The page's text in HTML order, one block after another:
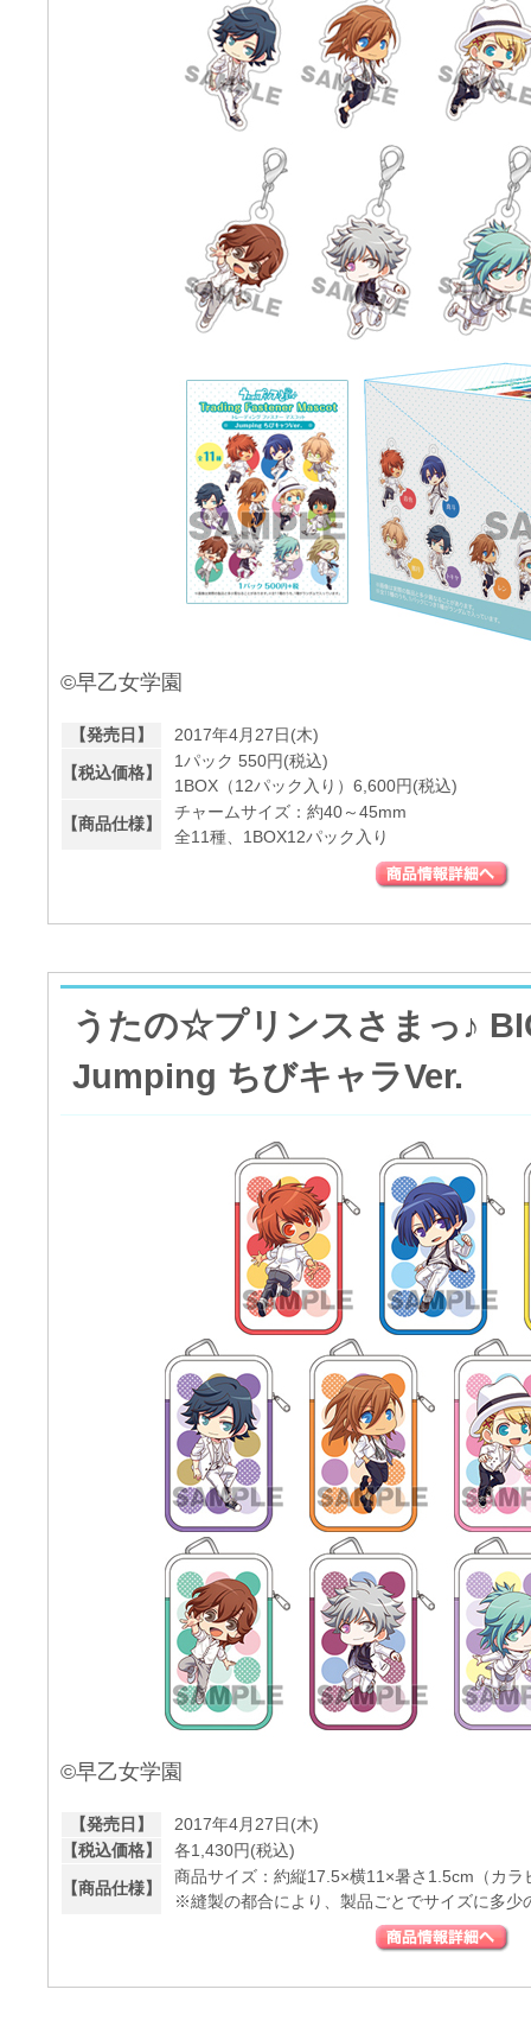
©早乙女学園
【発売日】
2017年4月27日(木)
【税込価格】
1パック 550円(税込)
1BOX（12パック入り）6,600円(税込)
【商品仕様】
チャームサイズ：約40～45mm
全11種、1BOX12パック入り
うたの☆プリンスさまっ♪
Jumping ちびキャラVer.
©早乙女学園
【発売日】
2017年4月27日(木)
【税込価格】
各1,430円(税込)
【商品仕様】
商品サイズ：約縦17.5×横11×暑さ1.5cm（カラ
※縫製の都合により、製品ごとでサイズに多少